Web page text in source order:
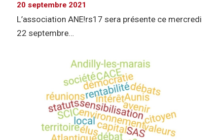
20 septembre 2021
L’association ANE!rs17 sera présente ce mercredi
22 septembre…